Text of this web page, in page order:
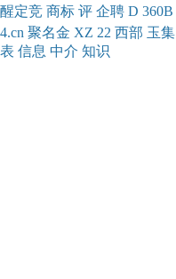
醒定竞 商标 评 企聘 D 360B
4.cn 聚名金 XZ 22 西部 玉集
表 信息 中介 知识